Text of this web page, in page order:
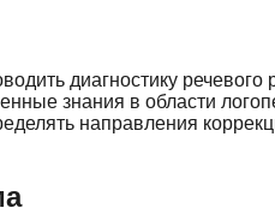
диагностику
знания в области
направления